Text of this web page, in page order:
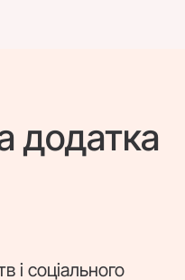
додатка
і соціального